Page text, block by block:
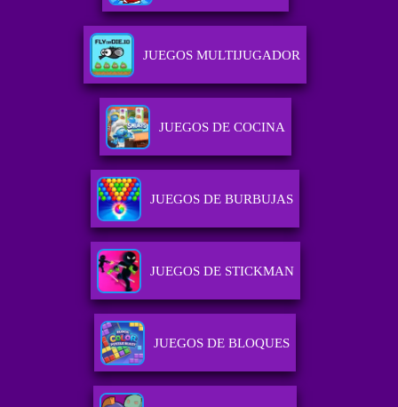
JUEGOS MULTIJUGADOR
JUEGOS DE COCINA
JUEGOS DE BURBUJAS
JUEGOS DE STICKMAN
JUEGOS DE BLOQUES